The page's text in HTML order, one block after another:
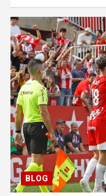
BLOG